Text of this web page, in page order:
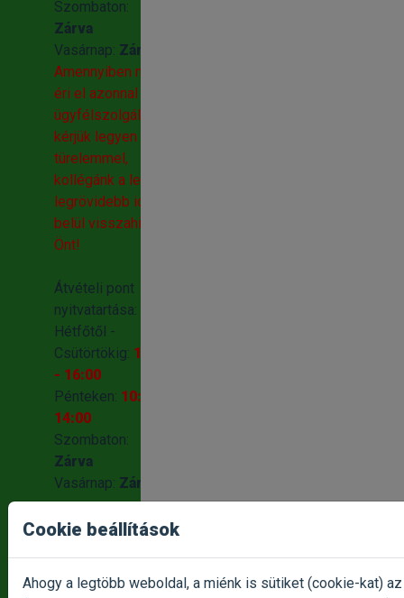
77.000 mg/kg, K-3
vitamin 2.200
mg/kg, B-1 vitamin
4.400 mg/kg, B-2
vitamin 6.600
mg/kg, B-5 vitamin
11.000 mg/kg, B-6
vitamin 5.500
mg/kg, B-12 vitamin
0.030 mg/kg, Biotin
0.280 mg/kg, Niacin
Folsav 1,060 mg/kg,
2556.352 mg/kg
Kapható
kiszerelések: 4kg,
FitActive
Kiszerelés:
15kg / Zsák
Raktáron
Egységár:1 199.33 Ft /
kg
Szombaton:
Zárva
Vasárnap: Zárva
Amennyiben nem
éri el azonnal
ügyfélszolgálatunk,
kérjük legyen
türelemmel,
kollégánk a lehető
legrövidebb időn
belül visszahivja
Önt!
Átvételi pont
nyitvatartása:
Hétfőtől -
Csütörtökig: 10:00
- 16:00
Pénteken: 10:00-
14:00
Szombaton:
Zárva
Vasárnap: Zárva
Termék reklamáció bejelentése
Panasz bejelentése
Cookie beállítások
Ahogy a legtöbb weboldal, a miénk is sütiket (cookie-kat)